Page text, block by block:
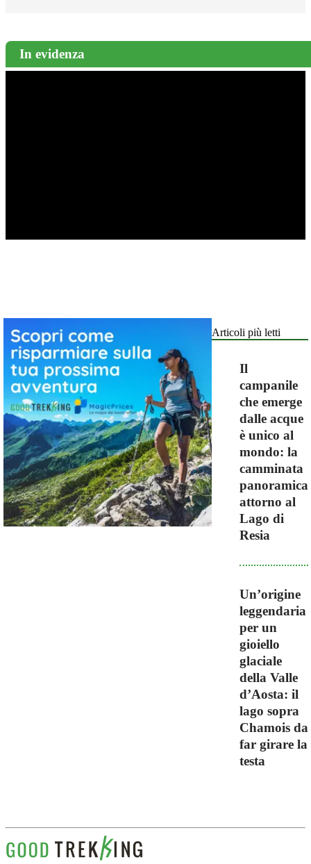
In evidenza
Articoli più letti
Il
campanile
che emerge
dalle acque
è unico al
mondo: la
camminata
panoramica
attorno al
Lago di
Resia
Un’origine
leggendaria
per un
gioiello
glaciale
della Valle
d’Aosta: il
lago sopra
Chamois da
far girare la
testa